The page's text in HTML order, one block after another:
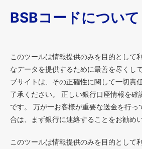
BSBコードについて
このツールは情報提供のみを目的として
なデータを提供するために最善を尽くし
ブサイトは、その正確性に関して一切責
了承ください。 正しい銀行口座情報を確
です。 万が一お客様が重要な送金を行っ
合は、まず銀行に連絡することをお勧め
このツールは情報提供のみを目的として